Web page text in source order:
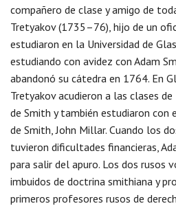
compañero de clase y amigo de
Tretyakov (1735–76), hijo de un
estudiaron en la Universidad de
estudiando con avidez con Adam
abandonó su cátedra en 1764. En
Tretyakov acudieron a las clases
de Smith y también estudiaron con
de Smith, John Millar. Cuando los
tuvieron dificultades financieras,
para salir del apuro. Los dos rusos
imbuidos de doctrina smithiana y
primeros profesores rusos de